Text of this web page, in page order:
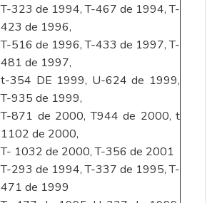
T-323 de 1994, T-467 de 1994, T-
423 de 1996,
T-516 de 1996, T-433 de 1997, T-
481 de 1997,
t-354 DE 1999, U-624 de 1999,
T-935 de 1999,
T-871 de 2000, T944 de 2000, t
1102 de 2000,
T- 1032 de 2000, T-356 de 2001
T-293 de 1994, T-337 de 1995, T-
471 de 1999